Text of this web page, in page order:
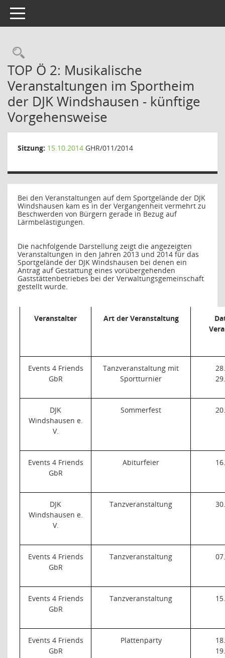
Toggle navigation
Rechercheauswahl
TOP Ö 2: Musikalische
Veranstaltungen im Sportheim
der DJK Windshausen - künftige
Vorgehensweise
Sitzung: 15.10.2014 GHR/011/2014
Bei den Veranstaltungen auf dem Sportgelände der DJK
Windshausen kam es in der Vergangenheit vermehrt zu
Beschwerden von Bürgern gerade in Bezug auf
Lärmbelästigungen.
Die nachfolgende Darstellung zeigt die angezeigten
Veranstaltungen in den Jahren 2013 und 2014 für das
Sportgelände der DJK Windshausen bei denen ein
Antrag auf Gestattung eines vorübergehenden
Gaststättenbetriebes bei der Verwaltungsgemeinschaft
gestellt wurde.
Veranstalter Art der Veranstaltung
Events 4 Friends
GbR
Tanzveranstaltung mit
Sportturnier
DJK
Windshausen e.
V.
Sommerfest
Events 4 Friends
GbR
Abiturfeier
DJK
Windshausen e.
V.
Tanzveranstaltung
Events 4 Friends
GbR
Tanzveranstaltung
Events 4 Friends
GbR
Tanzveranstaltung
Events 4 Friends
GbR
Plattenparty